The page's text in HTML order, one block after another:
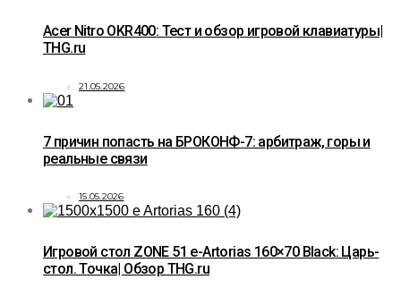
Acer Nitro OKR400: Тест и обзор игровой клавиатуры|
THG.ru
21.05.2026
7 причин попасть на БРОКОНФ-7: арбитраж, горы и
реальные связи
15.05.2026
Игровой стол ZONE 51 e-Artorias 160×70 Black: Царь-
стол. Точка| Обзор THG.ru